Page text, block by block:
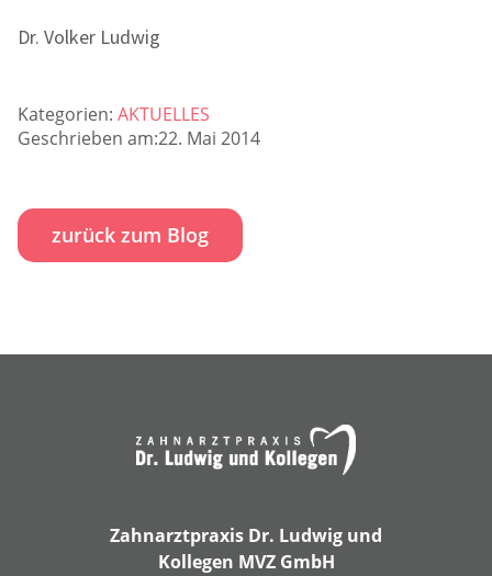
Dr. Volker Ludwig
Kategorien: AKTUELLES
Geschrieben am:22. Mai 2014
zurück zum Blog
Zahnarztpraxis Dr. Ludwig und
Kollegen MVZ GmbH